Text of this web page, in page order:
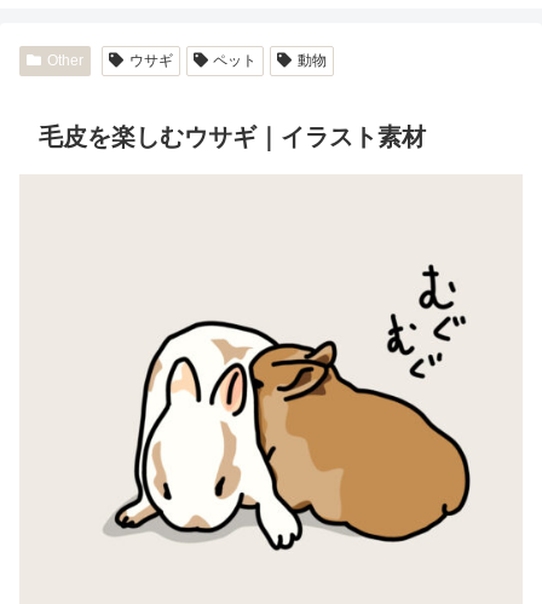
Other ウサギ ペット 動物
毛皮を楽しむウサギ｜イラスト素材